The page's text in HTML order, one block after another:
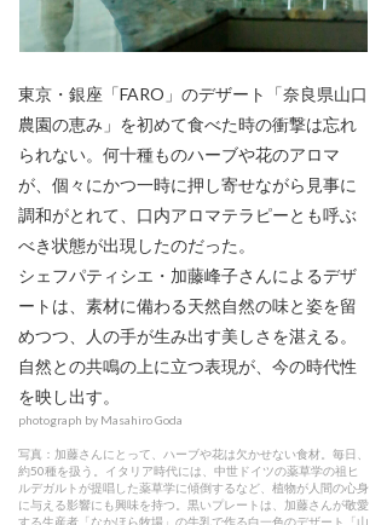
東京・銀座「FARO」のデザート「奈良県山口
農園の恵み」を初めて食べた時の衝撃は忘れ
られない。何十種ものハーブや花のアロマ
が、個々にかつ一時に押し寄せながら見事に
調和がとれて、口内アロマテラピーとも呼ぶ
べき状態が出現したのだった。
シェフパティシエ・加藤峰子さんによるデザ
ートは、素材に備わる天然自然の味と姿を留
めつつ、人の手が生み出す美しさを湛える。
自然との共鳴の上に立つ表現が、今の時代性
を映し出す。
photograph by Masahiro Goda
写真：加藤さんにとって、ハーブや花は欠かせない食材。毎日、
約50種を扱う。イタリア時代には、中世ドイツの薬草学の祖ヒ
ルデガルトが提唱した薬草学に傾倒するなど、植物が人間の心身
に与える影響にも興味を持つ。黒いプレートは、加藤さんが敬愛
する生産者「なかほら牧場」の牛乳で作る白一色のデザート「山